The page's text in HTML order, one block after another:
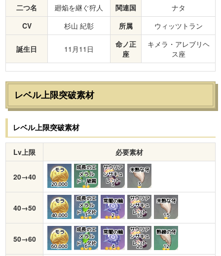
二つ名
廻焔を継ぐ狩人 関連国
ナタ
CV
杉山 紀彰 所属 ウィッツトラン
誕生日 11月11日
命ノ正
座
キメラ・アレブリヘ
ス座
レベル上限突破素材
レベル上限突破素材
Lv上限 必要素材
20→40
モラ
20,000
成長のエ
メラル
ド・破屑
1
サウリア
ンサキュ
レント
3
未熟な牙
3
40→50
モラ
40,000
成長のエ
メラル
ド・欠片
3
常闇の輪
2
サウリア
ンサキュ
レント
10
未熟な牙
15
50→60
モラ
60,000
成長のエ
メラル
ド・欠片
6
常闇の輪
4
サウリア
ンサキュ
レント
20
熟練の牙
12